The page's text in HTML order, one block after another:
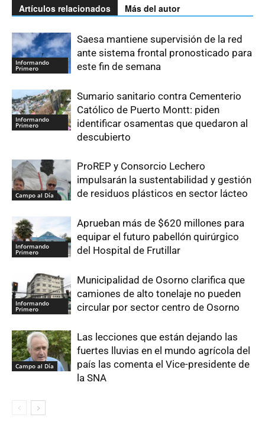
Artículos relacionados Más del autor
Informando
Primero
Saesa mantiene supervisión de la red
ante sistema frontal pronosticado para
este fin de semana
Informando
Primero
Sumario sanitario contra Cementerio
Católico de Puerto Montt: piden
identificar osamentas que quedaron al
descubierto
Campo al Día
ProREP y Consorcio Lechero
impulsarán la sustentabilidad y gestión
de residuos plásticos en sector lácteo
Informando
Primero
Aprueban más de $620 millones para
equipar el futuro pabellón quirúrgico
del Hospital de Frutillar
Informando
Primero
Municipalidad de Osorno clarifica que
camiones de alto tonelaje no pueden
circular por sector centro de Osorno
Campo al Día
Las lecciones que están dejando las
fuertes lluvias en el mundo agrícola del
país las comenta el Vice-presidente de
la SNA